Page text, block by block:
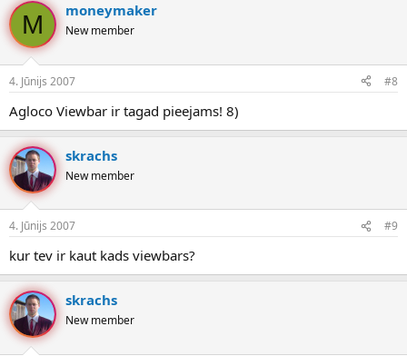
M moneymaker
New member
4. Jūnijs 2007 #8
Agloco Viewbar ir tagad pieejams! 8)
skrachs
New member
4. Jūnijs 2007 #9
kur tev ir kaut kads viewbars?
skrachs
New member